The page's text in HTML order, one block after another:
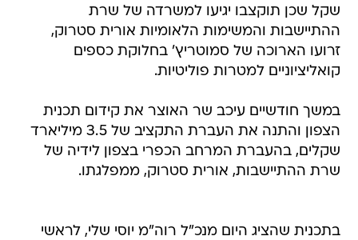
שקל שכן תוקצבו יגיעו למשרדה של שרת
ההתיישבות והמשימות הלאומיות אורית סטרוק,
זרועו הארוכה של סמוטריץ' בחלוקת כספים
קואליציוניים למטרות פוליטיות.
במשך חודשיים עיכב שר האוצר את קידום תכנית
הצפון והתנה את העברת התקציב של 3.5 מיליארד
שקלים, בהעברת המרחב הכפרי בצפון לידיה של
שרת ההתיישבות, אורית סטרוק, ממפלגתו.
בתכנית שהציג היום מנכ"ל רוה"מ יוסי שלי, לראשי